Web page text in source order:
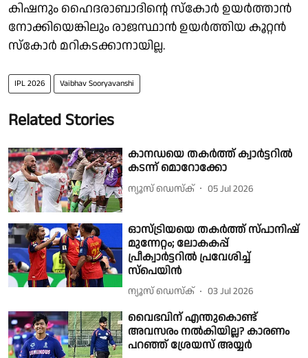
കിഷനും ഹൈദരാബാദിൻ്റെ സ്കോർ ഉയർത്താൻ
നോക്കിയെങ്കിലും രാജസ്ഥാൻ ഉയർത്തിയ കൂറ്റൻ
സ്കോർ മറികടക്കാനായില്ല.
IPL 2026 Vaibhav Sooryavanshi
Related Stories
കാനഡയെ തകർത്ത് ക്വാർട്ടറിൽ
കടന്ന് മൊറോക്കോ
ന്യൂസ് ഡെസ്ക് 05 Jul 2026
ഓസ്ട്രിയയെ തകർത്ത് സ്പാനിഷ്
മുന്നേറ്റം; ലോകകപ്പ്
പ്രീക്വാർട്ടറിൽ പ്രവേശിച്ച്
സ്പെയിൻ
ന്യൂസ് ഡെസ്ക് 03 Jul 2026
വൈഭവിന് എന്തുകൊണ്ട്
അവസരം നല്‍കിയില്ല? കാരണം
പറഞ്ഞ് ശ്രേയസ് അയ്യര്‍